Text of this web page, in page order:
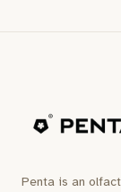
Penta is an